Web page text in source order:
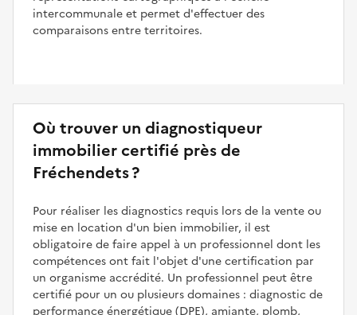
intercommunale et permet d'effectuer des
comparaisons entre territoires.
Où trouver un diagnostiqueur
immobilier certifié près de
Fréchendets ?
Pour réaliser les diagnostics requis lors de la vente ou
mise en location d'un bien immobilier, il est
obligatoire de faire appel à un professionnel dont les
compétences ont fait l'objet d'une certification par
un organisme accrédité. Un professionnel peut être
certifié pour un ou plusieurs domaines : diagnostic de
performance énergétique (DPE), amiante, plomb,